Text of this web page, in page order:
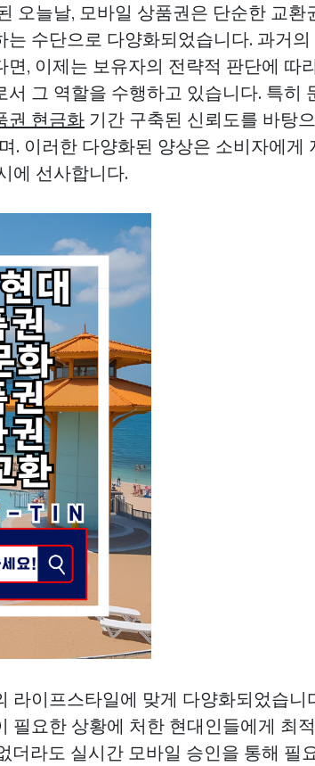
오늘날, 모바일 상품권은 단순한 교환
수단으로 다양화되었습니다. 과거의
, 이제는 보유자의 전략적 판단에 따
그 역할을 수행하고 있습니다. 특히
권 현금화 기간 구축된 신뢰도를 바탕
. 이러한 다양화된 양상은 소비자에게
에 선사합니다.
라이프스타일에 맞게 다양화되었습니
필요한 상황에 처한 현대인들에게 최
더라도 실시간 모바일 승인을 통해 필